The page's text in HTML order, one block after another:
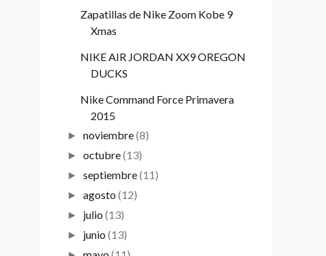
Zapatillas de Nike Zoom Kobe 9
Xmas
NIKE AIR JORDAN XX9 OREGON
DUCKS
Nike Command Force Primavera
2015
► noviembre(8)
► octubre(13)
► septiembre(11)
► agosto (12)
► julio (13)
► junio (13)